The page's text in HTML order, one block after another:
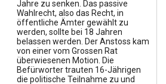
Jahre zu senken. Das passive
Wahlrecht, also das Recht, in
öffentliche Ämter gewählt zu
werden, sollte bei 18 Jahren
belassen werden. Der Anstoss kam
von einer vom Grossen Rat
überwiesenen Motion. Die
Befürworter trauten 16-Jährigen
die politische Teilnahme zu und